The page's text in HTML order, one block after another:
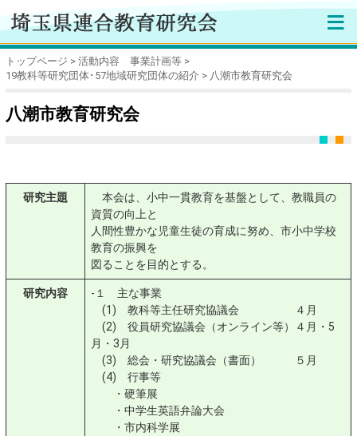
≡
トップページ
活動内容 事業計画等
19教科等研究団体･57地域研究団体の紹介
八潮市教育研究会
八潮市教育研究会
研究主題
本会は、小中一貫教育を基盤として、教職員の
資質の向上と
人間性豊かな児童生徒の育成に努め、市小中学校
教育の振興を
図ることを目的とする。
研究内容
-１ 主な事業
(1) 教科等主任研究協議会 ４月
(2) 役員研究協議会（オンライン等）４月・5
月・3月
(3) 総会・研究協議会（書面） ５月
(4) 行事等
・硬筆展
・中学生英語弁論大会
・市内科学展